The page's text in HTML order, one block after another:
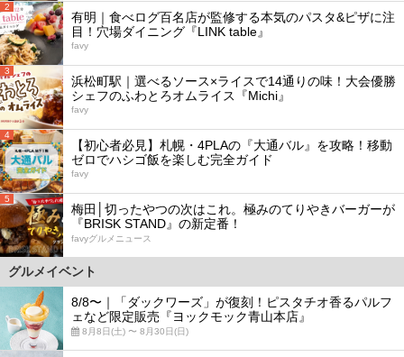
2
有明｜食べログ百名店が監修する本気のパスタ&ピザに注
目！穴場ダイニング『LINK table』
favy
3
浜松町駅｜選べるソース×ライスで14通りの味！大会優勝
シェフのふわとろオムライス『Michi』
favy
4
【初心者必見】札幌・4PLAの『大通バル』を攻略！移動
ゼロでハシゴ飯を楽しむ完全ガイド
favy
5
梅田│切ったやつの次はこれ。極みのてりやきバーガーが
『BRISK STAND』の新定番！
favyグルメニュース
グルメイベント
8/8〜｜「ダックワーズ」が復刻！ピスタチオ香るパルフ
ェなど限定販売『ヨックモック青山本店』
8月8日(土) 〜 8月30日(日)